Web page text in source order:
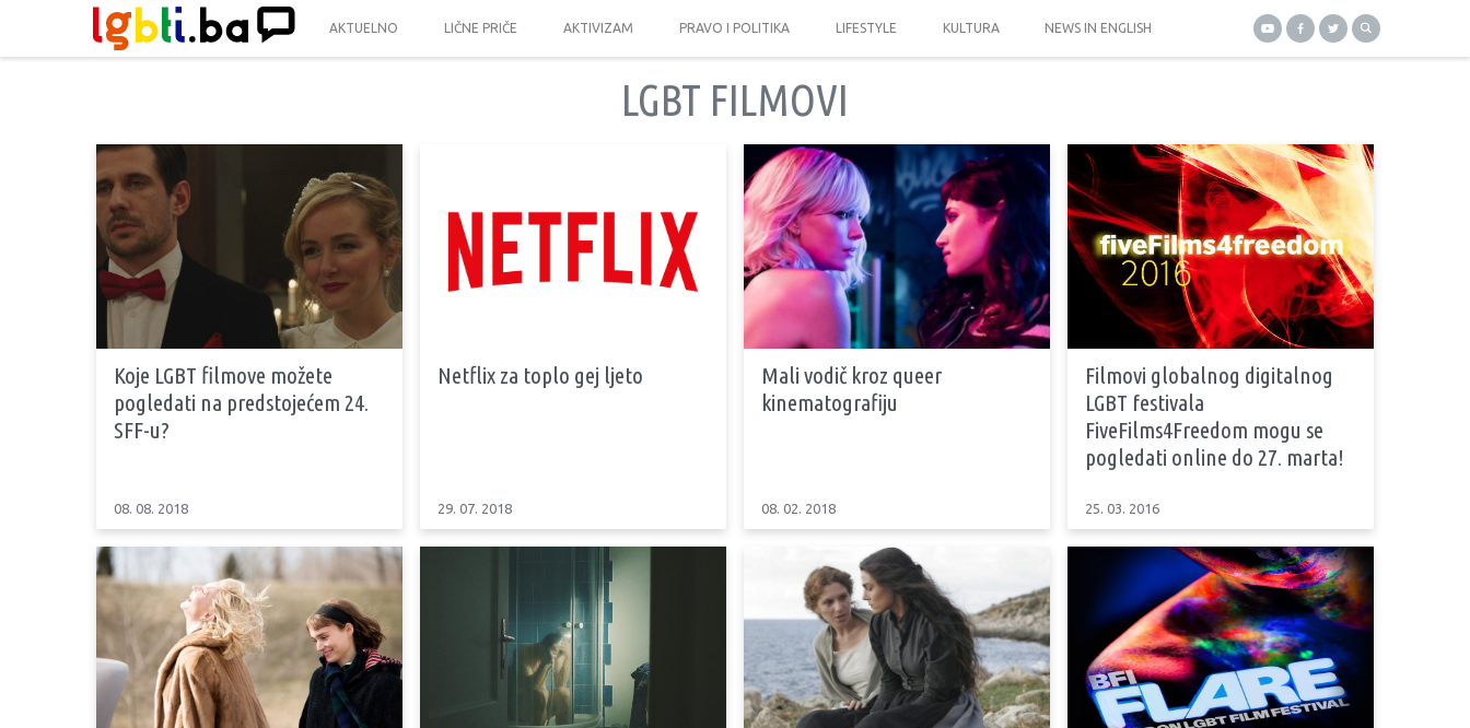
AKTUELNO LIČNE PRIČE AKTIVIZAM PRAVO I POLITIKA LIFESTYLE KULTURA NEWS IN ENGLISH
LGBT FILMOVI
Koje LGBT filmove možete
pogledati na predstojećem 24.
SFF-u?
08. 08. 2018
Netflix za toplo gej ljeto
29. 07. 2018
Mali vodič kroz queer
kinematografiju
08. 02. 2018
Filmovi globalnog digitalnog
LGBT festivala
FiveFilms4Freedom mogu se
pogledati online do 27. marta!
25. 03. 2016